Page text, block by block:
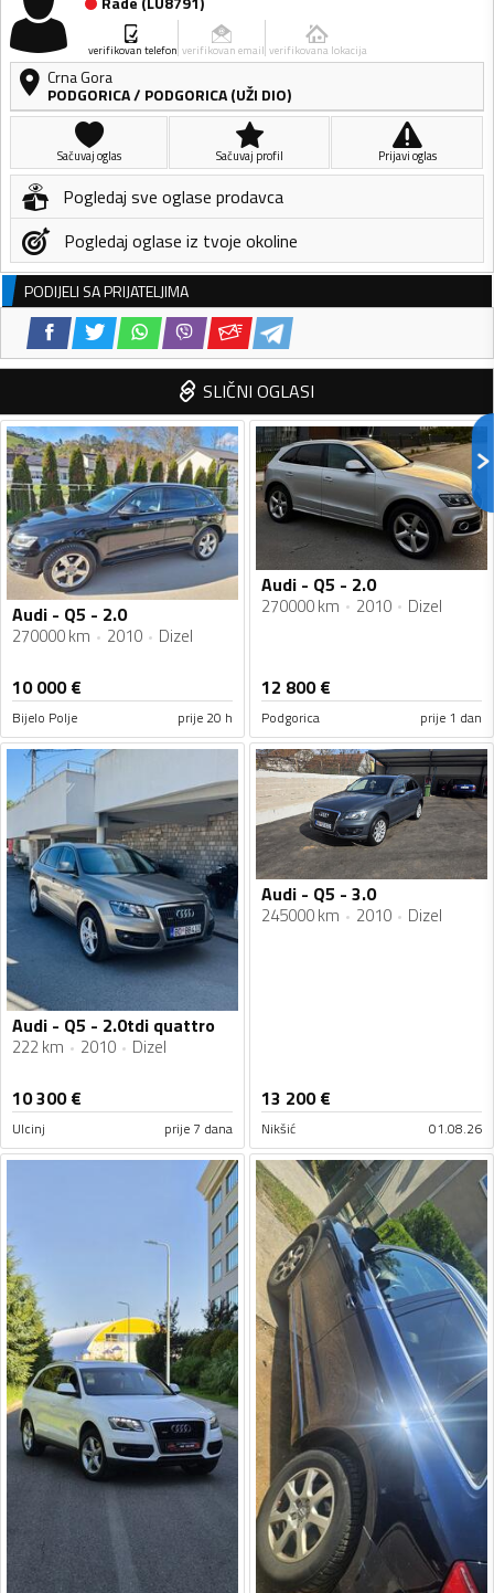
verifikovan telefon verifikovan email verifikovana lokacija
Crna Gora
PODGORICA/ PODGORICA (UŽI DIO)
Sačuvaj oglas Sačuvaj profil Prijavi oglas
Pogledaj sve oglase prodavca
Pogledaj oglase iz tvoje okoline
PODIJELI SA PRIJATELJIMA
SLIČNI OGLASI
Audi - Q5 - 2.0
270000 km 2010 Dizel
10 000€
Bijelo Polje prije 20 h
Audi - Q5 - 2.0
270000 km 2010 Dizel
12 800€
Podgorica prije 1 dan
Audi - Q5 - 2.0tdi quattro
222 km 2010 Dizel
10 300€
Ulcinj prije 7 dana
Audi - Q5 - 3.0
245000 km 2010 Dizel
13 200€
Nikšić 01.08.26